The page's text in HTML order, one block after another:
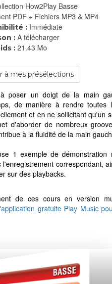
How2Play Basse
PDF + Fichiers MP3 & MP4
: Immédiate
: A télécharger
: 21.43 Mo
à mes présélections
poser un doigt de la main
de manière à rendre toutes
et en ne sollicitant qu'un
d'aborder de nombreux
à la fluidité de la main
1 exemple de démonstration
correspondant,
sur des playbacks.
de ces cours en version
application gratuite Play Music